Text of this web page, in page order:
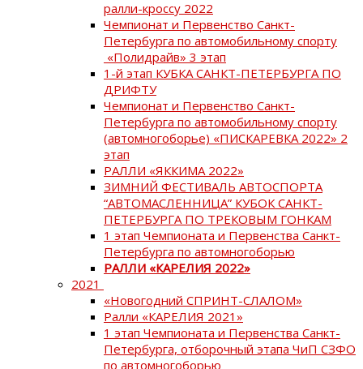
ралли-кроссу 2022
Чемпионат и Первенство Санкт-
Петербурга по автомобильному спорту
«Полидрайв» 3 этап
1-й этап КУБКА САНКТ-ПЕТЕРБУРГА ПО
ДРИФТУ
Чемпионат и Первенство Санкт-
Петербурга по автомобильному спорту
(автомногоборье) «ПИСКАРЕВКА 2022» 2
этап
РАЛЛИ «ЯККИМА 2022»
ЗИМНИЙ ФЕСТИВАЛЬ АВТОСПОРТА
“АВТОМАСЛЕННИЦА” КУБОК САНКТ-
ПЕТЕРБУРГА ПО ТРЕКОВЫМ ГОНКАМ
1 этап Чемпионата и Первенства Санкт-
Петербурга по автомногоборью
РАЛЛИ «КАРЕЛИЯ 2022»
2021
«Новогодний СПРИНТ-СЛАЛОМ»
Ралли «КАРЕЛИЯ 2021»
1 этап Чемпионата и Первенства Санкт-
Петербурга, отборочный этапа ЧиП СЗФО
по автомногоборью